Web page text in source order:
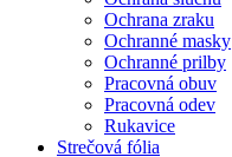
Ochrana zraku
Ochranné masky
Ochranné prilby
Pracovná obuv
Pracovná odev
Rukavice
Strečová fólia